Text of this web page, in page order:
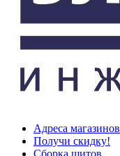
Адреса магазинов
Получи скидку!
Сборка щитов